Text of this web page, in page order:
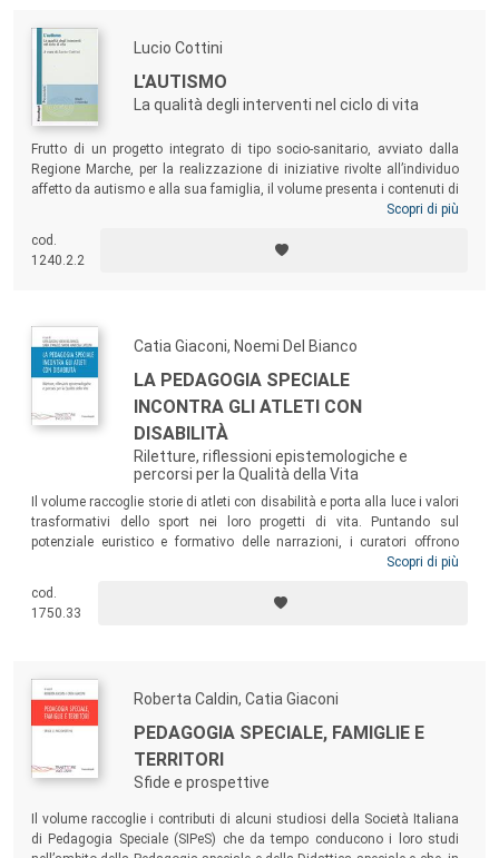
Lucio Cottini
L'AUTISMO
La qualità degli interventi nel ciclo di vita
Frutto di un progetto integrato di tipo socio-sanitario, avviato dalla
Regione Marche, per la realizzazione di iniziative rivolte all’individuo
affetto da autismo e alla sua famiglia, il volume presenta i contenuti di
un ampio piano di formazione del personale chiamato a operare nei
patologia alla luce delle più recenti acquisizioni della ricerca e modelli
di intervento implementabili nell’intero ciclo di vita.
Scopri di più
cod.
1240.2.2
Catia Giaconi, Noemi Del Bianco
LA PEDAGOGIA SPECIALE
INCONTRA GLI ATLETI CON
DISABILITÀ
Riletture, riflessioni epistemologiche e
percorsi per la Qualità della Vita
Il volume raccoglie storie di atleti con disabilità e porta alla luce i valori
trasformativi dello sport nei loro progetti di vita. Puntando sul
potenziale euristico e formativo delle narrazioni, i curatori offrono
diversi percorsi di approfondimento all’interno dello scenario della
verso la professione di educatore, pedagogista, docente, insegnante di
sostegno, sia a professionisti già in servizio.
Scopri di più
cod.
1750.33
Roberta Caldin, Catia Giaconi
PEDAGOGIA SPECIALE, FAMIGLIE E
TERRITORI
Sfide e prospettive
Il volume raccoglie i contributi di alcuni studiosi della Società Italiana
di Pedagogia Speciale (SIPeS) che da tempo conducono i loro studi